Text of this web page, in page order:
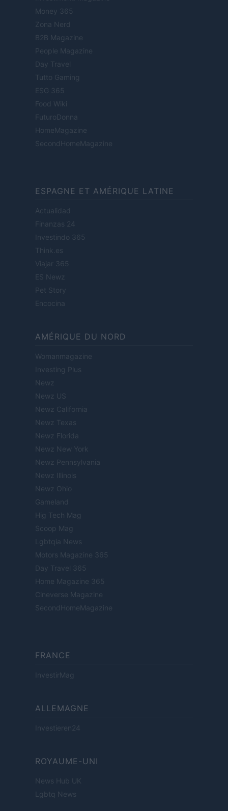
Money 365
Zona Nerd
B2B Magazine
People Magazine
Day Travel
Tutto Gaming
ESG 365
Food Wiki
FuturoDonna
HomeMagazine
SecondHomeMagazine
ESPAGNE ET AMÉRIQUE LATINE
Actualidad
Finanzas 24
Investindo 365
Think.es
Viajar 365
ES Newz
Pet Story
Encocina
AMÉRIQUE DU NORD
Womanmagazine
Investing Plus
Newz
Newz US
Newz California
Newz Texas
Newz Florida
Newz New York
Newz Pennsylvania
Newz Illinois
Newz Ohio
Gameland
Hig Tech Mag
Scoop Mag
Lgbtqia News
Motors Magazine 365
Day Travel 365
Home Magazine 365
Cineverse Magazine
SecondHomeMagazine
FRANCE
InvestirMag
ALLEMAGNE
Investieren24
ROYAUME-UNI
News Hub UK
Lgbtq News